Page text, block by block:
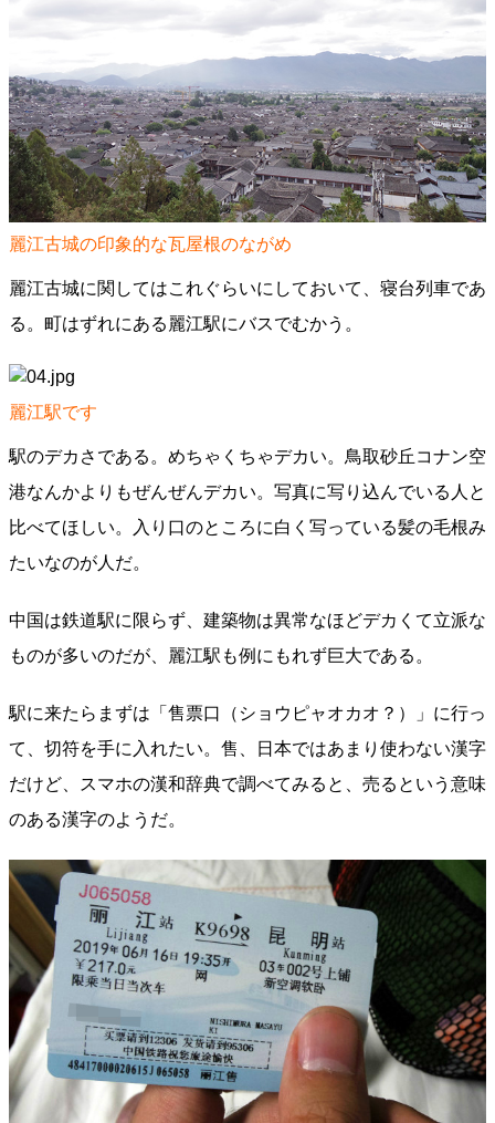
麗江古城の印象的な瓦屋根のながめ
麗江古城に関してはこれぐらいにしておいて、寝台列車であ
る。町はずれにある麗江駅にバスでむかう。
麗江駅です
駅のデカさである。めちゃくちゃデカい。鳥取砂丘コナン空
港なんかよりもぜんぜんデカい。写真に写り込んでいる人と
比べてほしい。入り口のところに白く写っている髪の毛根み
たいなのが人だ。
中国は鉄道駅に限らず、建築物は異常なほどデカくて立派な
ものが多いのだが、麗江駅も例にもれず巨大である。
駅に来たらまずは「售票口（ショウピャオカオ？）」に行っ
て、切符を手に入れたい。售、日本ではあまり使わない漢字
だけど、スマホの漢和辞典で調べてみると、売るという意味
のある漢字のようだ。